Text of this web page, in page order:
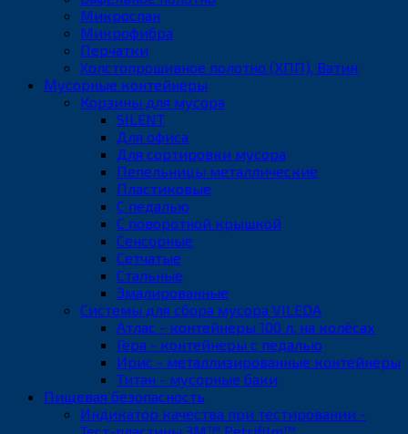
Микроспан
Микрофибра
Перчатки
Холстопрошивное полотно (ХПП), Ватин
Мусорные контейнеры
Корзины для мусора
SILENT
Для офиса
Для сортировки мусора
Пепельницы металлические
Пластиковые
С педалью
С поворотной крышкой
Сенсорные
Сетчатые
Стальные
Эмалированные
Системы для сбора мусора VILEDA
Атлас - контейнеры 100 л, на колёсах
Гера - контейнеры с педалью
Ирис - металлизированные контейнеры
Титан - мусорные баки
Пищевая безопасность
Индикатор качества при тестировании -